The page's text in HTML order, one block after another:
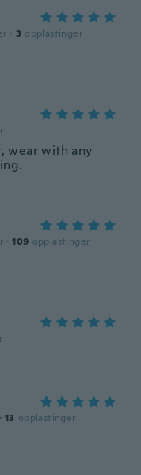
· 3 opplastinger
wear with any
· 109 opplastinger
· 13 opplastinger